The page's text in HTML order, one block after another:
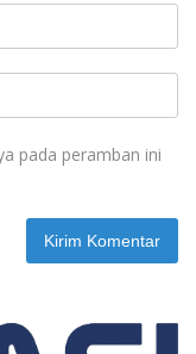
pada peramban ini